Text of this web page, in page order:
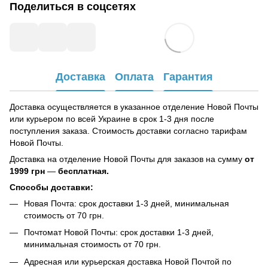
Поделиться в соцсетях
Доставка Оплата Гарантия
Доставка осуществляется в указанное отделение Новой Почты
или курьером по всей Украине в срок 1-3 дня после
поступления заказа. Стоимость доставки согласно тарифам
Новой Почты.
Доставка на отделение Новой Почты для заказов на сумму от
1999 грн — бесплатная.
Способы доставки:
Новая Почта: срок доставки 1-3 дней, минимальная
стоимость от 70 грн.
Почтомат Новой Почты: срок доставки 1-3 дней,
минимальная стоимость от 70 грн.
Адресная или курьерская доставка Новой Почтой по